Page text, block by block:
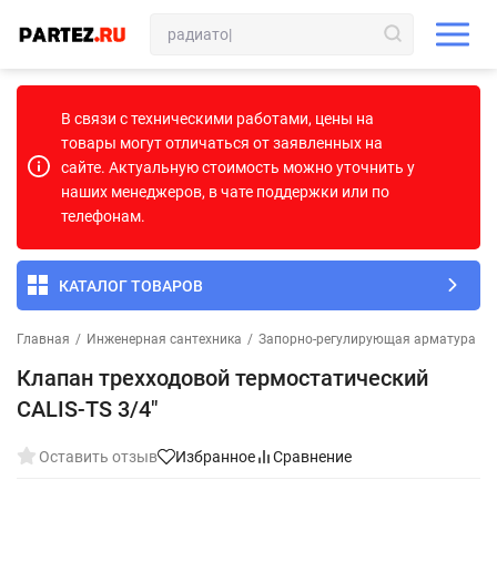
В связи с техническими работами, цены на
товары могут отличаться от заявленных на
сайте. Актуальную стоимость можно уточнить у
наших менеджеров, в чате поддержки или по
телефонам.
КАТАЛОГ ТОВАРОВ
Главная / Инженерная сантехника / Запорно-регулирующая арматура
Клапан трехходовой термостатический
CALIS-TS 3/4"
Оставить отзыв Избранное Сравнение